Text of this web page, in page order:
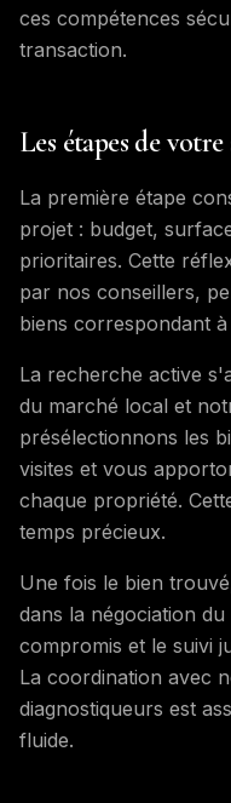
ces compétences
transaction.
Les étapes de
La première étape
projet : budget,
prioritaires. Cette
par nos conseillers,
biens correspondant
La recherche active
du marché local et
présélectionnons les
visites et vous
chaque propriété.
temps précieux.
Une fois le bien
dans la négociation
compromis et le suivi
La coordination avec
diagnostiqueurs est
fluide.